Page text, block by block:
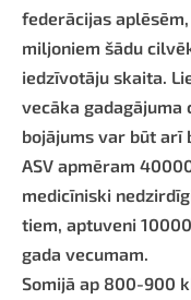
federācijas
miljoniem šādu
iedzīvotāju skaita.
vecāka gadagājuma
bojājums var būt arī
ASV apmēram
medicīniski
tiem, aptuveni
gada vecumam.
Somijā ap 800-900